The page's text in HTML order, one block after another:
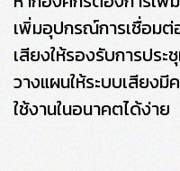
เพิ่มอุปกรณ์การเชื่อมต่
เสียงให้รองรับการปร
วางแผนให้ระบบเสียง
ใช้งานในอนาคตได้ง่าย